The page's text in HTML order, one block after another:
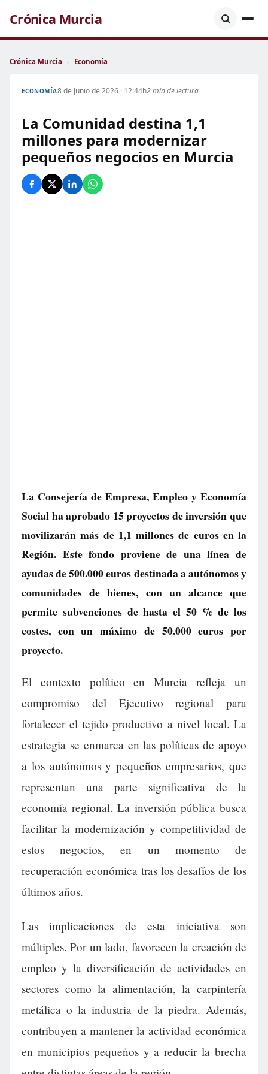
Crónica Murcia
Crónica Murcia › Economía
ECONOMÍA8 de Junio de 2026 · 12:44h2 min de lectura
La Comunidad destina 1,1
millones para modernizar
pequeños negocios en Murcia
La Consejería de Empresa, Empleo y Economía
Social ha aprobado 15 proyectos de inversión que
movilizarán más de 1,1 millones de euros en la
Región. Este fondo proviene de una línea de
ayudas de 500.000 euros destinada a autónomos y
comunidades de bienes, con un alcance que
permite subvenciones de hasta el 50 % de los
costes, con un máximo de 50.000 euros por
proyecto.
El contexto político en Murcia refleja un
compromiso del Ejecutivo regional para
fortalecer el tejido productivo a nivel local. La
estrategia se enmarca en las políticas de apoyo
a los autónomos y pequeños empresarios, que
representan una parte significativa de la
economía regional. La inversión pública busca
facilitar la modernización y competitividad de
estos negocios, en un momento de
recuperación económica tras los desafíos de los
últimos años.
Las implicaciones de esta iniciativa son
múltiples. Por un lado, favorecen la creación de
empleo y la diversificación de actividades en
sectores como la alimentación, la carpintería
metálica o la industria de la piedra. Además,
contribuyen a mantener la actividad económica
en municipios pequeños y a reducir la brecha